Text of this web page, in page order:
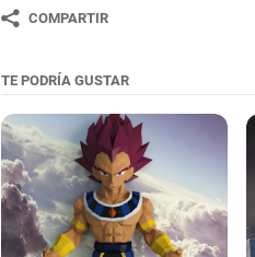
COMPARTIR
TE PODRÍA GUSTAR